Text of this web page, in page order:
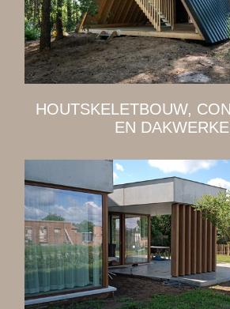
HOUTSKELETBOUW,
EN